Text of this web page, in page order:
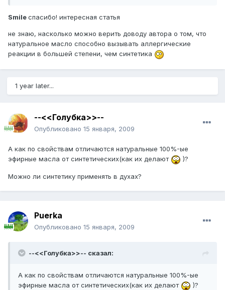
Smileспасибо! интересная статья
не знаю, насколько можно верить доводу автора о том, что
натуральное масло способно вызывать аллергические
реакции в большей степени, чем синтетика
1 year later...
--<<Голубка>>--
Опубликовано 15 января, 2009
А как по свойствам отличаются натуральные 100%-ые
эфирные масла от синтетических(как их делают
)?
Можно ли синтетику применять в духах?
Puerka
Опубликовано 15 января, 2009
--<<Голубка>>-- сказал:
А как по свойствам отличаются натуральные 100%-ые
эфирные масла от синтетических(как их делают
)?